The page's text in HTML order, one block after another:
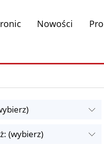
Nowości
(wybierz)